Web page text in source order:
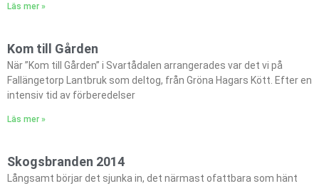
Läs mer »
Kom till Gården
När ”Kom till Gården” i Svartådalen arrangerades var det vi på
Fallängetorp Lantbruk som deltog, från Gröna Hagars Kött. Efter en
intensiv tid av förberedelser
Läs mer »
Skogsbranden 2014
Långsamt börjar det sjunka in, det närmast ofattbara som hänt